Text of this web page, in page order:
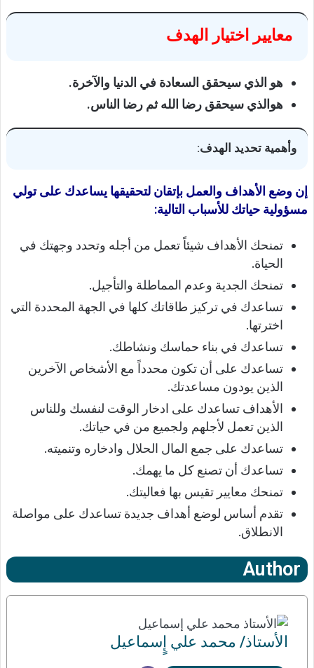
معايير اختيار الهدف
هو الذي سيحقق السعادة في الدنيا والآخرة.
هوالذي سيحقق رضا الله ثم رضا الناس.
وأهمية تحديد الهدف:
إن وضع الأهداف والعمل بإتقان لتحقيقها يساعدك على تولي
مسؤولية حياتك للأسباب التالية:
تمنحك الأهداف شيئاً تعمل من أجله وتحدد وجهتك في
الحياة.
تمنحك الجدية وعدم المماطلة والتأجيل.
تساعدك في تركيز طاقاتك كلها في الجهة المحددة التي
اخترتها.
تساعدك في بناء حماسك ونشاطك.
تساعدك على أن تكون محدداً مع الأشخاص الآخرين
الذين يودون مساعدتك.
الأهداف تساعدك على ادخار الوقت لنفسك وللناس
الذين تعمل لأجلهم ولجميع من في حياتك.
تساعدك على جمع المال الحلال وادخاره وتنميته.
تساعدك أن تصنع كل ما يهمك.
تمنحك معايير تقيس بها فعاليتك.
تقدم أساس لوضع أهداف جديدة تساعدك على مواصلة
الانطلاق.
Author
الأستاذ/ محمد علي إٍسماعيل